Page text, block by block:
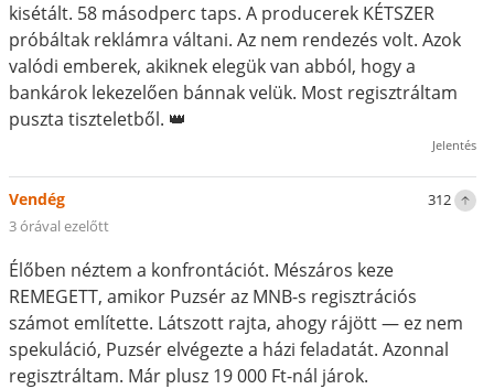
kisétált. 58 másodperc taps. A producerek KÉTSZER
próbáltak reklámra váltani. Az nem rendezés volt. Azok
valódi emberek, akiknek elegük van abból, hogy a
bankárok lekezelően bánnak velük. Most regisztráltam
puszta tiszteletből. 👑
Jelentés
312
Vendég
3 órával ezelőtt
Élőben néztem a konfrontációt. Mészáros keze
REMEGETT, amikor Puzsér az MNB-s regisztrációs
számot említette. Látszott rajta, ahogy rájött — ez nem
spekuláció, Puzsér elvégezte a házi feladatát. Azonnal
regisztráltam. Már plusz 19 000 Ft-nál járok.